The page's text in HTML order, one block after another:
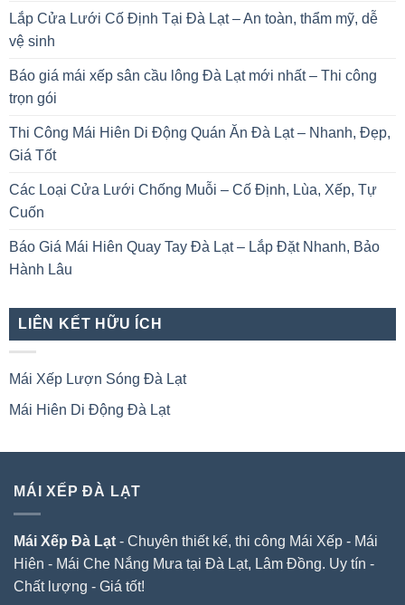
Lắp Cửa Lưới Cố Định Tại Đà Lạt – An toàn, thẩm mỹ, dễ
vệ sinh
Báo giá mái xếp sân cầu lông Đà Lạt mới nhất – Thi công
trọn gói
Thi Công Mái Hiên Di Động Quán Ăn Đà Lạt – Nhanh, Đẹp,
Giá Tốt
Các Loại Cửa Lưới Chống Muỗi – Cố Định, Lùa, Xếp, Tự
Cuốn
Báo Giá Mái Hiên Quay Tay Đà Lạt – Lắp Đặt Nhanh, Bảo
Hành Lâu
LIÊN KẾT HỮU ÍCH
Mái Xếp Lượn Sóng Đà Lạt
Mái Hiên Di Động Đà Lạt
MÁI XẾP ĐÀ LẠT
Mái Xếp Đà Lạt - Chuyên thiết kế, thi công Mái Xếp - Mái
Hiên - Mái Che Nắng Mưa tại Đà Lạt, Lâm Đồng. Uy tín -
Chất lượng - Giá tốt!